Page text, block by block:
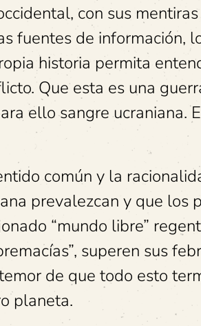
con sus
fuentes de información,
historia permita
Que esta es una
ello sangre ucraniana.
común y la
prevalezcan y que los
“mundo libre”
superen sus
de que todo esto
planeta.